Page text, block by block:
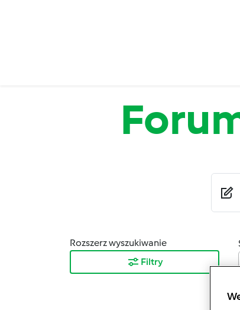
Rozszerz wyszukiwanie
Filtry